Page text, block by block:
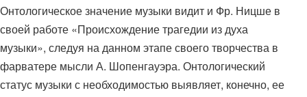
Онтологическое значение музыки видит и Фр. Ницше в
своей работе «Происхождение трагедии из духа
музыки», следуя на данном этапе своего творчества в
фарватере мысли А. Шопенгауэра. Онтологический
статус музыки с необходимостью выявляет, конечно, ее